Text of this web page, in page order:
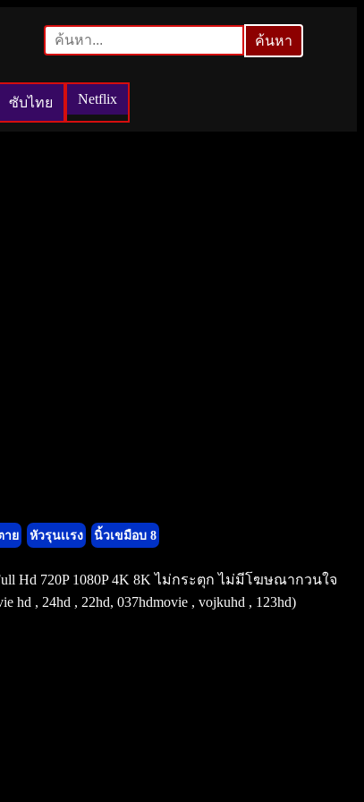
ค้นหา
ซับไทย Netflix
าย หัวรุนเเรง นิ้วเขมือบ 8
Hd 720P 1080P 4K 8K ไม่กระตุก ไม่มีโฆษณากวนใจ
24hd , 22hd, 037hdmovie , vojkuhd , 123hd)